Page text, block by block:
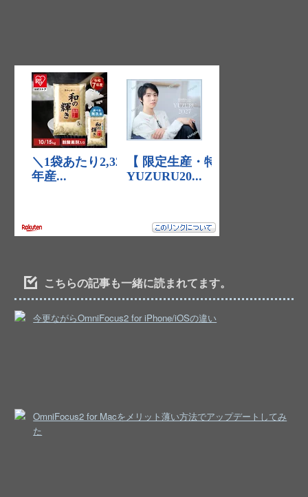
こちらの記事も一緒に読まれてます。
今更ながらOmniFocus2 for iPhone/iOSの違い
OmniFocus2 for Macをメリット薄い方法でアップデートしてみ
た